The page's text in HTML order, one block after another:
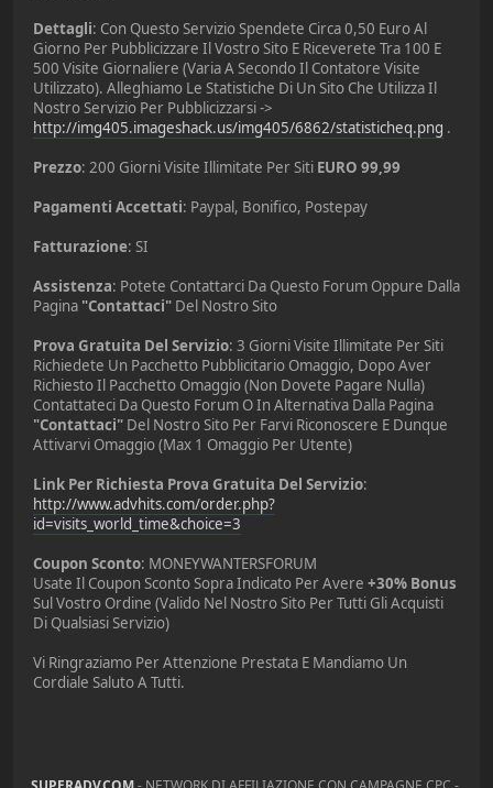
Dettagli: Con Questo Servizio Spendete Circa 0,50 Euro Al
Giorno Per Pubblicizzare Il Vostro Sito E Riceverete Tra 100 E
500 Visite Giornaliere (Varia A Secondo Il Contatore Visite
Utilizzato). Alleghiamo Le Statistiche Di Un Sito Che Utilizza Il
Nostro Servizio Per Pubblicizzarsi ->
http://img405.imageshack.us/img405/6862/statisticheq.png .
Prezzo: 200 Giorni Visite Illimitate Per Siti EURO 99,99
Pagamenti Accettati: Paypal, Bonifico, Postepay
Fatturazione: SI
Assistenza: Potete Contattarci Da Questo Forum Oppure Dalla
Pagina "Contattaci" Del Nostro Sito
Prova Gratuita Del Servizio: 3 Giorni Visite Illimitate Per Siti
Richiedete Un Pacchetto Pubblicitario Omaggio, Dopo Aver
Richiesto Il Pacchetto Omaggio (Non Dovete Pagare Nulla)
Contattateci Da Questo Forum O In Alternativa Dalla Pagina
"Contattaci" Del Nostro Sito Per Farvi Riconoscere E Dunque
Attivarvi Omaggio (Max 1 Omaggio Per Utente)
Link Per Richiesta Prova Gratuita Del Servizio:
http://www.advhits.com/order.php?
id=visits_world_time&choice=3
Coupon Sconto: MONEYWANTERSFORUM
Usate Il Coupon Sconto Sopra Indicato Per Avere +30% Bonus
Sul Vostro Ordine (Valido Nel Nostro Sito Per Tutti Gli Acquisti
Di Qualsiasi Servizio)
Vi Ringraziamo Per Attenzione Prestata E Mandiamo Un
Cordiale Saluto A Tutti.